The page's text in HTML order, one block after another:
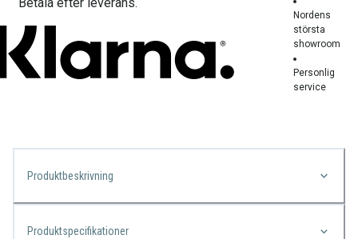
Nordens
största
showroom
Personlig
service
Produktbeskrivning
Produktspecifikationer